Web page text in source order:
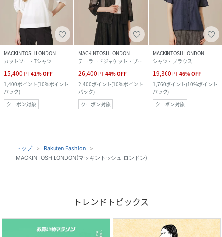
MACKINTOSH LONDON
カットソー・Tシャツ
15,400 円 41%OFF
1,400ポイント(10%ポイント
バック)
クーポン対象
MACKINTOSH LONDON
テーラードジャケット・ブレザー
26,400 円 44%OFF
2,400ポイント(10%ポイント
バック)
クーポン対象
MACKINTOSH LONDON
シャツ・ブラウス
19,360 円 46%OFF
1,760ポイント(10%ポイント
バック)
クーポン対象
トップ
Rakuten Fashion
MACKINTOSH LONDON(マッキントッシュ ロンドン)
トレンドトピックス